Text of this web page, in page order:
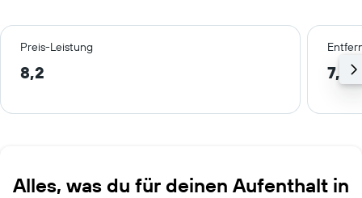
Preis-Leistung
8,2 7,0
Alles, was du für deinen Aufenthalt in